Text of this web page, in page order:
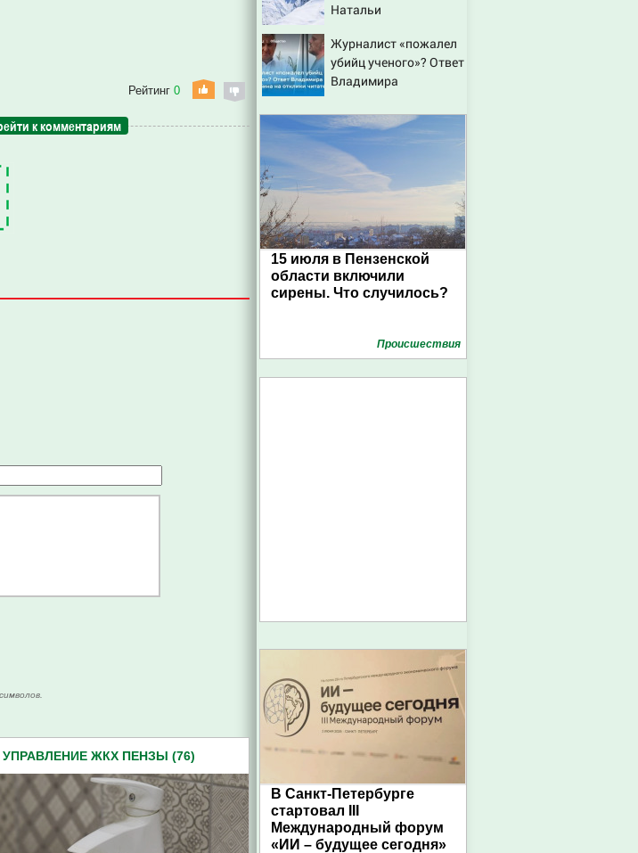
Рейтинг 0
к комментариям
УПРАВЛЕНИЕ ЖКХ ПЕНЗЫ (76)
Натальи
семитысячника
Журналист «пожалел
убийц ученого»? Ответ
Владимира
читателей
15 июля в Пензенской
области включили
сирены. Что случилось?
Проиcшествия
В Санкт-Петербурге
стартовал III
Международный форум
«ИИ – будущее сегодня»